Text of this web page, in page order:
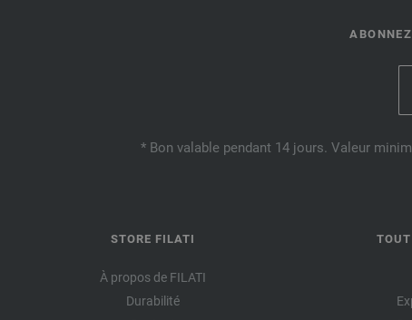
* Bon valable pendant 14 jours. Valeur
STORE FILATI
À propos de FILATI
Durabilité